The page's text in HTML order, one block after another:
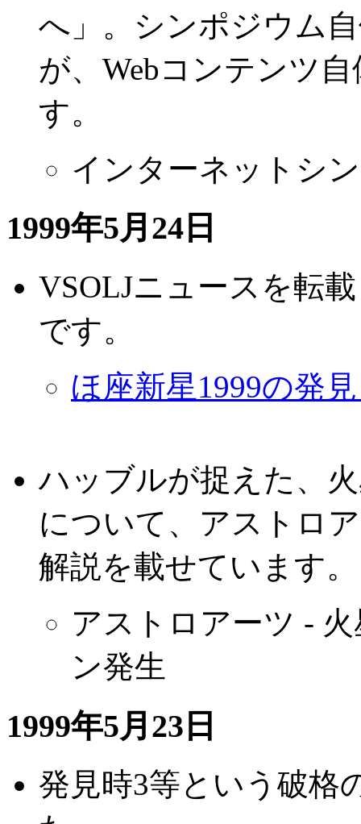
へ」。シンポジウム
が、Webコンテンツ
す。
インターネットシ
1999年5月24日
VSOLJニュースを転
です。
ほ座新星1999の発
ハッブルが捉えた、
について、アストロ
解説を載せています。
アストロアーツ -
ン発生
1999年5月23日
発見時3等という破格